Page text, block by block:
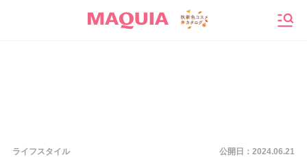
ライフスタイル 公開日： 2024.06.21